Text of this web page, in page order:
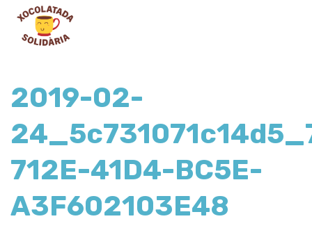
2019-02-
712E-41D4-BC5E-
A3F602103E48